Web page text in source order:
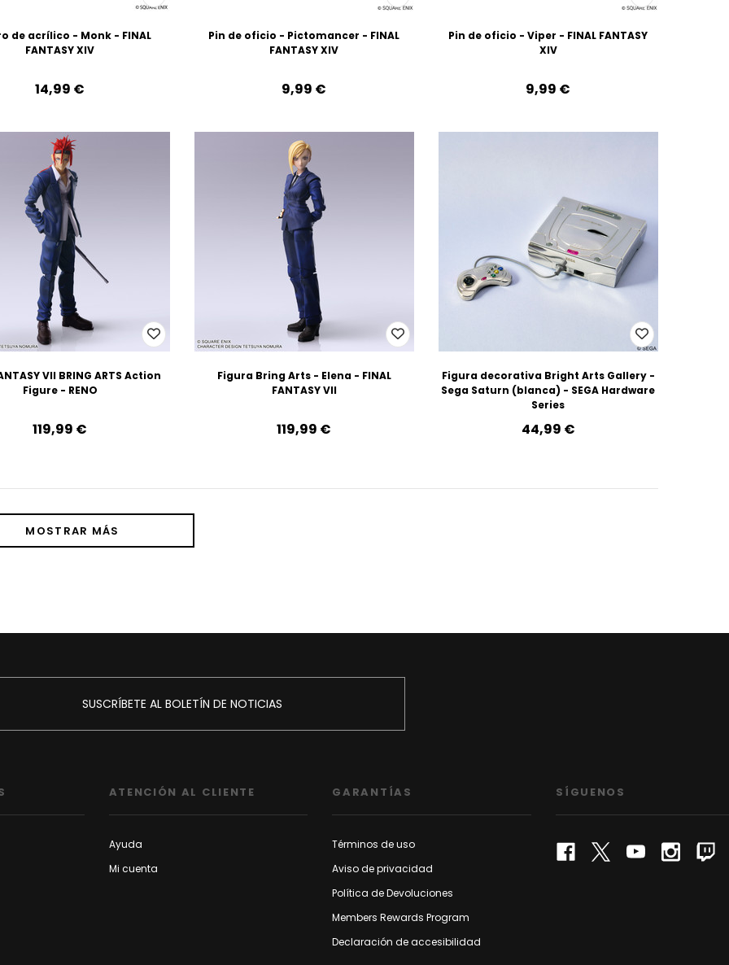
de acrílico - Monk - FINAL
FANTASY XIV
14,99‎ ‎€
Pin de oficio - Pictomancer - FINAL
FANTASY XIV
9,99‎ ‎€
Pin de oficio - Viper - FINAL FANTASY
XIV
9,99‎ ‎€
VII BRING ARTS Action
Figure - RENO
119,99‎ ‎€
Figura Bring Arts - Elena - FINAL
FANTASY VII
119,99‎ ‎€
Figura decorativa Bright Arts Gallery -
Sega Saturn (blanca) - SEGA Hardware
Series
44,99‎ ‎€
MOSTRAR MÁS
SUSCRÍBETE AL BOLETÍN DE NOTICIAS
ATENCIÓN AL CLIENTE
Ayuda
Mi cuenta
GARANTÍAS
Términos de uso
Aviso de privacidad
Política de Devoluciones
Members Rewards Program
Declaración de accesibilidad
SÍGUENOS